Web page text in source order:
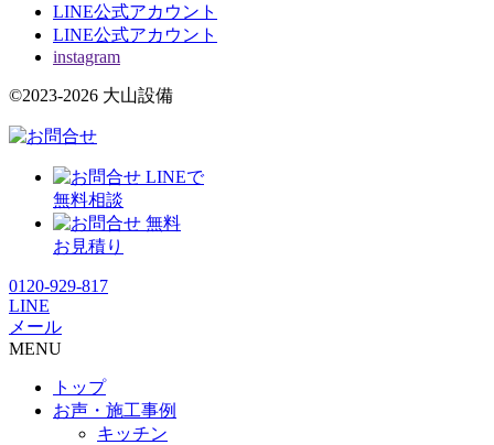
LINE公式アカウント
LINE公式アカウント
instagram
©2023-2026 大山設備
LINEで
無料相談
無料
お見積り
0120-929-817
LINE
メール
MENU
トップ
お声・施工事例
キッチン